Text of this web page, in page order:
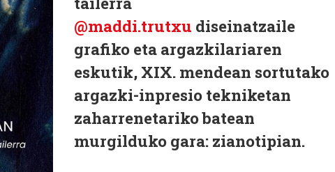
@maddi.trutxu diseinatzaile
grafiko eta argazkilariaren
eskutik, XIX. mendean sortutako
argazki-inpresio tekniketan
zaharrenetariko batean
murgilduko gara: zianotipian.